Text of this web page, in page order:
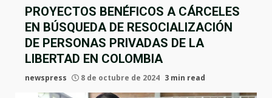
PROYECTOS BENÉFICOS A CÁRCELES
EN BÚSQUEDA DE RESOCIALIZACIÓN
DE PERSONAS PRIVADAS DE LA
LIBERTAD EN COLOMBIA
newspress 8 de octubre de 2024 3 min read